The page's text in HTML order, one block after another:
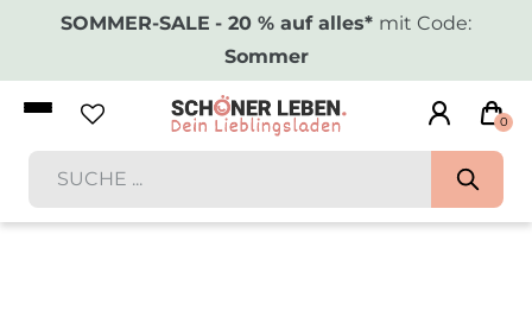
SOMMER-SALE - 20 % auf alles* mit Code:
Sommer
0